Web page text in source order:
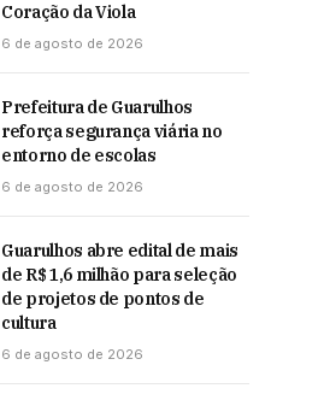
Coração da Viola
6 de agosto de 2026
Prefeitura de Guarulhos
reforça segurança viária no
entorno de escolas
6 de agosto de 2026
Guarulhos abre edital de mais
de R$ 1,6 milhão para seleção
de projetos de pontos de
cultura
6 de agosto de 2026